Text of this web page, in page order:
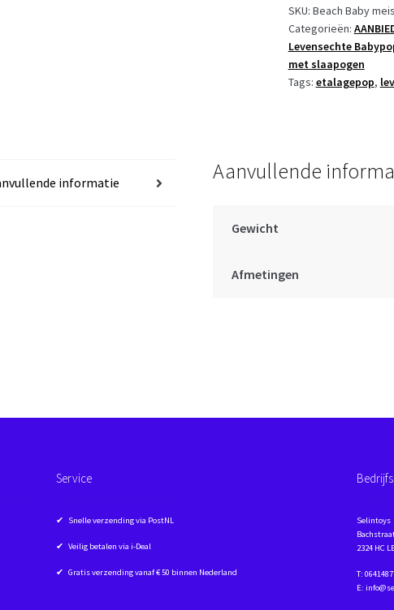
met
blond
haar
speen
en
-
SKU: Beach Baby
Categorieën:
Levensechte
met slaapogen
Tags: etalagepop,
informatie Aanvullende
Gewicht
Afmetingen
Service
✔ Snelle verzending via PostNL
✔ Veilig betalen via i-Deal
✔ Gratis verzending vanaf € 50 binnen Nederland
Selintoys
2324 HC
T:
E: